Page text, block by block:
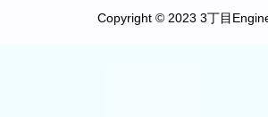
Copyright © 2023 3丁目